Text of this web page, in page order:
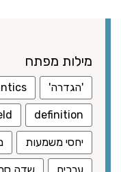
מילות מפתח
'הגדרה'
definition
יחסי משמעות